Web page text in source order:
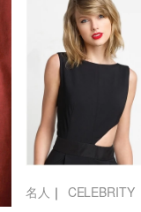
名人 ｜ CELEBRITY